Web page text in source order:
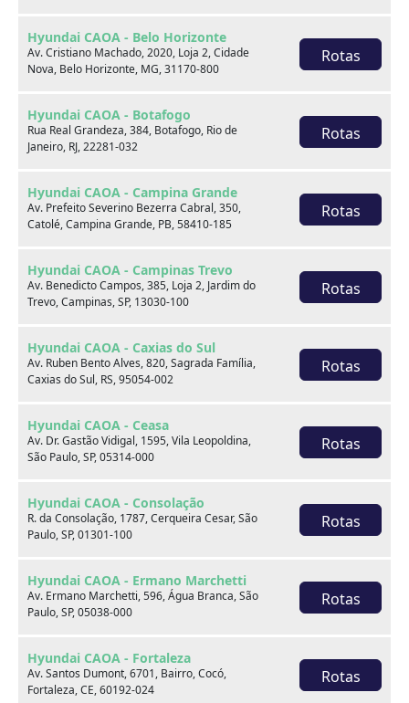
Hyundai CAOA - Belo Horizonte
Av. Cristiano Machado, 2020, Loja 2, Cidade
Nova, Belo Horizonte, MG, 31170-800
Rotas
Hyundai CAOA - Botafogo
Rua Real Grandeza, 384, Botafogo, Rio de
Janeiro, RJ, 22281-032
Rotas
Hyundai CAOA - Campina Grande
Av. Prefeito Severino Bezerra Cabral, 350,
Catolé, Campina Grande, PB, 58410-185
Rotas
Hyundai CAOA - Campinas Trevo
Av. Benedicto Campos, 385, Loja 2, Jardim do
Trevo, Campinas, SP, 13030-100
Rotas
Hyundai CAOA - Caxias do Sul
Av. Ruben Bento Alves, 820, Sagrada Família,
Caxias do Sul, RS, 95054-002
Rotas
Hyundai CAOA - Ceasa
Av. Dr. Gastão Vidigal, 1595, Vila Leopoldina,
São Paulo, SP, 05314-000
Rotas
Hyundai CAOA - Consolação
R. da Consolação, 1787, Cerqueira Cesar, São
Paulo, SP, 01301-100
Rotas
Hyundai CAOA - Ermano Marchetti
Av. Ermano Marchetti, 596, Água Branca, São
Paulo, SP, 05038-000
Rotas
Hyundai CAOA - Fortaleza
Av. Santos Dumont, 6701, Bairro, Cocó,
Fortaleza, CE, 60192-024
Rotas
Consórcio
CAOA Changan | A21 - Tatuapé
CAOA Changan | A21 - Tatuapé
Rua Serra do Japi, 1275 Tatuapé, São Paulo, SP, 03309-
001